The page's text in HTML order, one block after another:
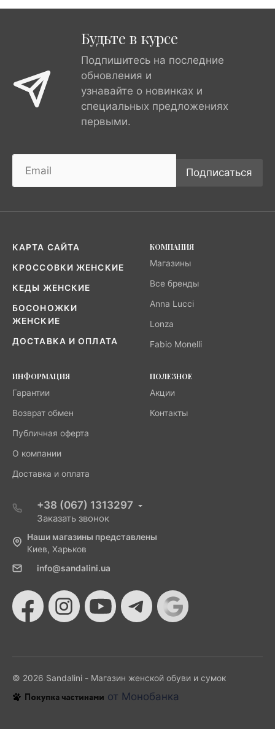
Будьте в курсе
Подпишитесь на последние
обновления и
узнавайте о новинках и
специальных предложениях
первыми.
Подписаться
КАРТА САЙТА
КРОССОВКИ ЖЕНСКИЕ
КЕДЫ ЖЕНСКИЕ
БОСОНОЖКИ
ЖЕНСКИЕ
ДОСТАВКА И ОПЛАТА
КОМПАНИЯ
Магазины
Все бренды
Anna Lucci
Lonza
Fabio Monelli
ИНФОРМАЦИЯ
Гарантии
Возврат обмен
Публичная оферта
О компании
Доставка и оплата
ПОЛЕЗНОЕ
Акции
Контакты
+38 (067) 1313297
Заказать звонок
Наши магазины представлены
Киев, Харьков
info@sandalini.ua
© 2026 Sandalini - Магазин женской обуви и сумок
от Монобанка